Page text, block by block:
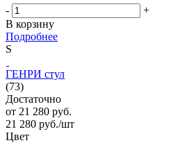
-
+
В корзину
Подробнее
S
ГЕНРИ стул
(73)
Достаточно
от 21 280 руб.
21 280 руб./шт
Цвет